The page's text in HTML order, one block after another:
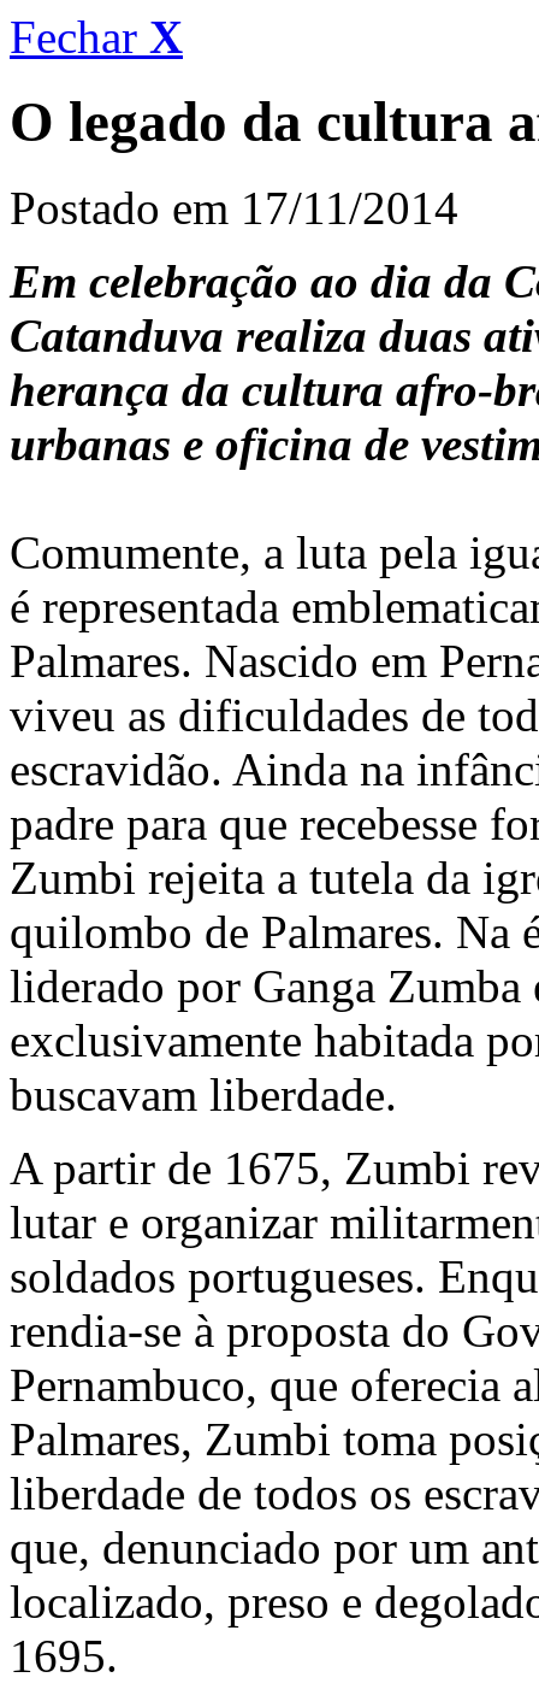
Fechar X
O legado da cultura
Postado em 17/11/2014
Em celebração ao dia da
Catanduva realiza duas
herança da cultura afro-
urbanas e oficina de
Comumente, a luta pela
é representada
Palmares. Nascido em
viveu as dificuldades de
escravidão. Ainda na
padre para que recebesse
Zumbi rejeita a tutela da
quilombo de Palmares. Na
liderado por Ganga Zumba
exclusivamente habitada
buscavam liberdade.
A partir de 1675, Zumbi
lutar e organizar
soldados portugueses.
rendia-se à proposta do
Pernambuco, que oferecia
Palmares, Zumbi toma
liberdade de todos os
que, denunciado por um
localizado, preso e
1695.